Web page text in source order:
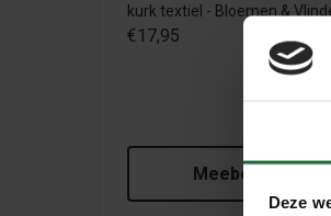
Deze
kurk textiel - Bloemen &
€17,95
Meebestellen